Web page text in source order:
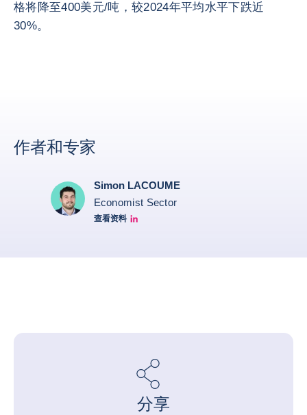
格将降至400美元/吨，较2024年平均水平下跌近
30%。
作者和专家
Simon LACOUME
Economist Sector
查看资料
Simon Lacoume linkedin
分享